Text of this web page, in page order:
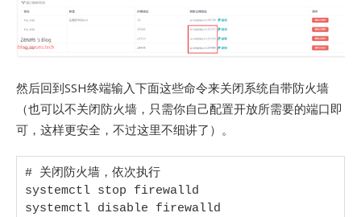
然后回到SSH终端输入下面这些命令来关闭系统自带防火墙
（也可以不关闭防火墙，只需你自己配置开放所需要的端口即
可，这样更安全，不过这里不细讲了）。
# 关闭防火墙，依次执行
systemctl stop firewalld
systemctl disable firewalld